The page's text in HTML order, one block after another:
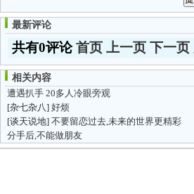
最新评论
共有0评论首页 上一页 下一页
相关内容
遭遇扒手 20多人冷眼旁观
[杂七杂八] 好烦
[谈天说地] 不要留恋过去,未来的世界更精彩
分手后,不能做朋友